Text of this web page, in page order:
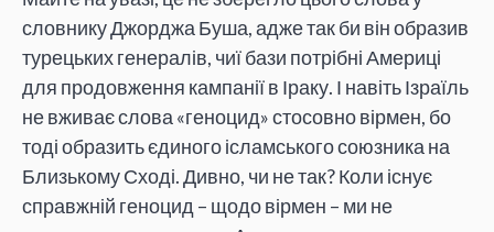
словнику Джорджа Буша, адже так би він образив
турецьких генералів, чиї бази потрібні Америці
для продовження кампанії в Іраку. І навіть Ізраїль
не вживає слова «геноцид» стосовно вірмен, бо
тоді образить єдиного ісламського союзника на
Близькому Сході. Дивно, чи не так? Коли існує
справжній геноцид – щодо вірмен – ми не